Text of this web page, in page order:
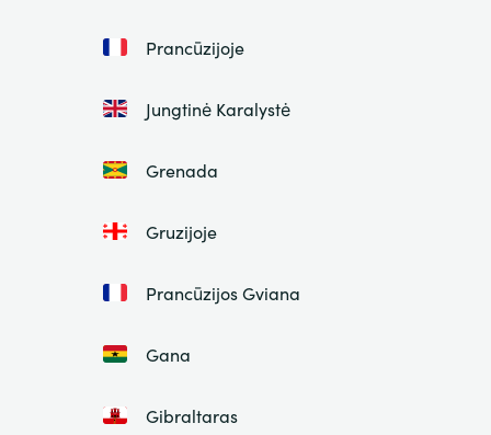
Prancūzijoje
Jungtinė Karalystė
Grenada
Gruzijoje
Prancūzijos Gviana
Gana
Gibraltaras